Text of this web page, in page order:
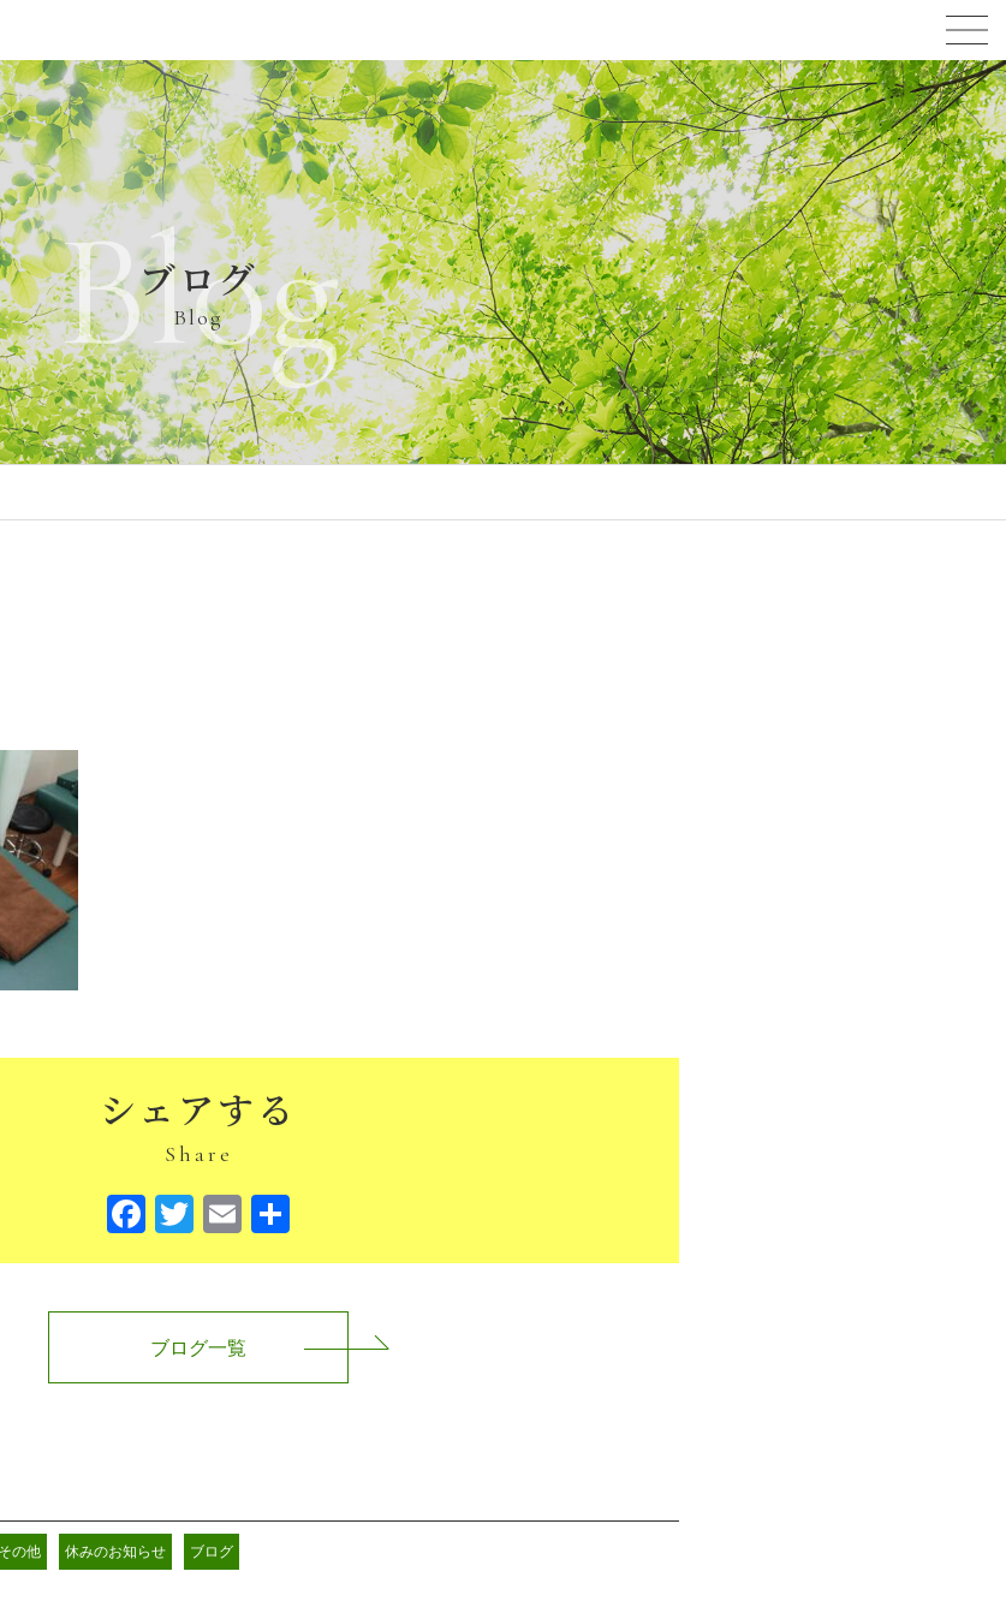
ブログ
Blog
Blog
シェアする
Share
Facebook
TwitterEmail
有
ブログ一覧
その他 休みのお知らせ ブログ